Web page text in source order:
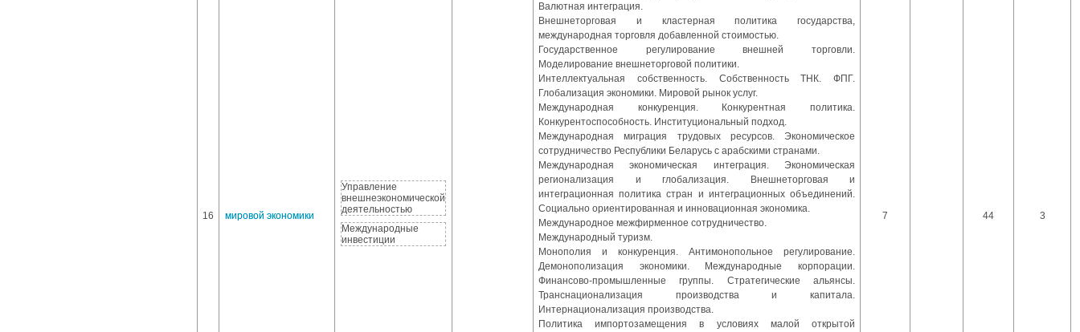
16 мировой экономики
Управление
внешнеэкономической
деятельностью
Международные
инвестиции
Валютная интеграция.
Внешнеторговая и кластерная политика государства,
международная торговля добавленной стоимостью.
Государственное регулирование внешней торговли.
Моделирование внешнеторговой политики.
Интеллектуальная собственность. Собственность ТНК. ФПГ.
Глобализация экономики. Мировой рынок услуг.
Международная конкуренция. Конкурентная политика.
Конкурентоспособность. Институциональный подход.
Международная миграция трудовых ресурсов. Экономическое
сотрудничество Республики Беларусь с арабскими странами.
Международная экономическая интеграция. Экономическая
регионализация и глобализация. Внешнеторговая и
интеграционная политика стран и интеграционных объединений.
Социально ориентированная и инновационная экономика.
Международное межфирменное сотрудничество.
Международный туризм.
Монополия и конкуренция. Антимонопольное регулирование.
Демонополизация экономики. Международные корпорации.
Финансово-промышленные группы. Стратегические альянсы.
Транснационализация производства и капитала.
Интернационализация производства.
Политика импортозамещения в условиях малой открытой
7 44 3